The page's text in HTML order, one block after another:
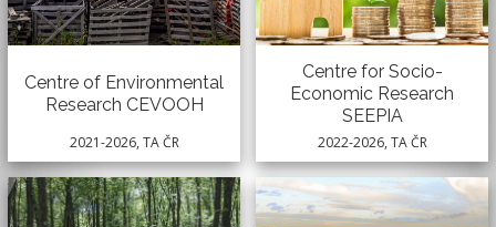
Centre of Environmental
Research CEVOOH
2021-2026, TA ČR
Centre for Socio-
Economic Research
SEEPIA
2022-2026, TA ČR